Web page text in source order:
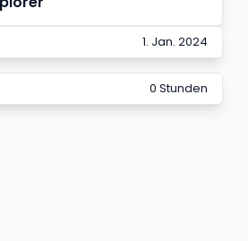
1. Jan. 2024
0 Stunden